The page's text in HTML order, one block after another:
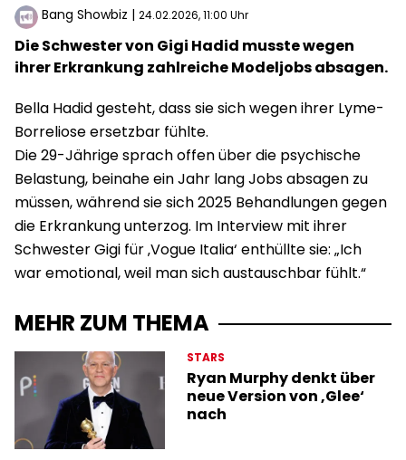
Bang Showbiz | 24.02.2026, 11:00 Uhr
Die Schwester von Gigi Hadid musste wegen
ihrer Erkrankung zahlreiche Modeljobs absagen.
Bella Hadid gesteht, dass sie sich wegen ihrer Lyme-
Borreliose ersetzbar fühlte.
Die 29-Jährige sprach offen über die psychische
Belastung, beinahe ein Jahr lang Jobs absagen zu
müssen, während sie sich 2025 Behandlungen gegen
die Erkrankung unterzog. Im Interview mit ihrer
Schwester Gigi für ‚Vogue Italia‘ enthüllte sie: „Ich
war emotional, weil man sich austauschbar fühlt.“
MEHR ZUM THEMA
STARS
Ryan Murphy denkt über
neue Version von ‚Glee‘
nach